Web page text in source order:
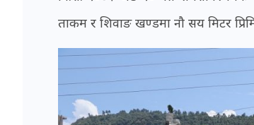
ताकम र शिवाङ खण्डमा नौ सय मिटर